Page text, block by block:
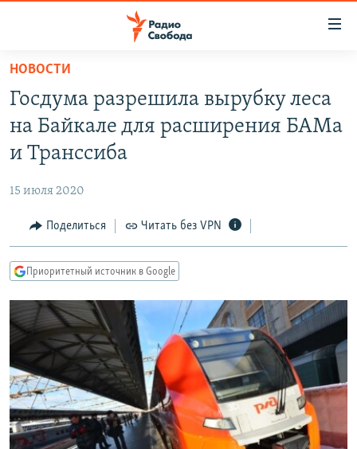
упрощенного
доступа
Вернуться
основному
Вернутся
Вернутся
поиску
ПОДКАСТЫ
АВТОРСКИЕ ПРОЕКТЫ
МНЕНИЯ
КУЛЬТУРА
КАВКАЗ.РЕАЛИИ
СЕВЕР.РЕАЛИИ
СИБИРЬ.РЕАЛИИ
РАСПИСАНИЕ ВЕЩАНИЯ
ПОДПИШИТЕСЬ НА РАССЫЛКУ
СОЦИАЛЬНЫЕ СЕТИ
НОВОСТИ
Госдума разрешила вырубку леса
на Байкале для расширения БАМа
и Транссиба
15 июля 2020
Поделиться Читать без VPN
Приоритетный источник в Google